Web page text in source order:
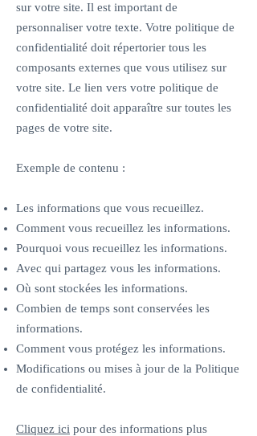
sur votre site. Il est important de
personnaliser votre texte. Votre politique de
confidentialité doit répertorier tous les
composants externes que vous utilisez sur
votre site. Le lien vers votre politique de
confidentialité doit apparaître sur toutes les
pages de votre site.
Exemple de contenu :
Les informations que vous recueillez.
Comment vous recueillez les informations.
Pourquoi vous recueillez les informations.
Avec qui partagez vous les informations.
Où sont stockées les informations.
Combien de temps sont conservées les
informations.
Comment vous protégez les informations.
Modifications ou mises à jour de la Politique
de confidentialité.
Cliquez ici pour des informations plus